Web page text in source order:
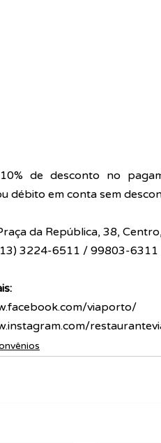
10% de desconto no
débito em conta sem
da República, 38,
3224-6511 / 99803-6311
viaporto/